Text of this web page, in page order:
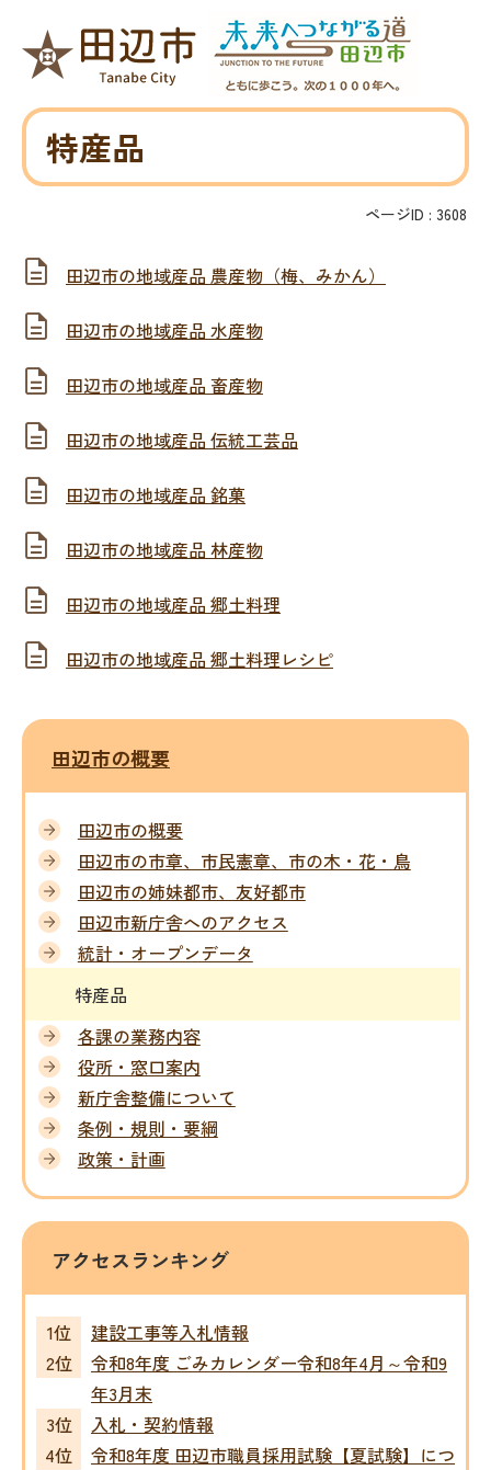
特産品
ページID : 3608
田辺市の地域産品 農産物（梅、みかん）
田辺市の地域産品 水産物
田辺市の地域産品 畜産物
田辺市の地域産品 伝統工芸品
田辺市の地域産品 銘菓
田辺市の地域産品 林産物
田辺市の地域産品 郷土料理
田辺市の地域産品 郷土料理レシピ
田辺市の概要
田辺市の概要
田辺市の市章、市民憲章、市の木・花・鳥
田辺市の姉妹都市、友好都市
田辺市新庁舎へのアクセス
統計・オープンデータ
特産品
各課の業務内容
役所・窓口案内
新庁舎整備について
条例・規則・要綱
政策・計画
アクセスランキング
建設工事等入札情報
令和8年度 ごみカレンダー令和8年4月～令和9
年3月末
入札・契約情報
令和8年度 田辺市職員採用試験【夏試験】につ